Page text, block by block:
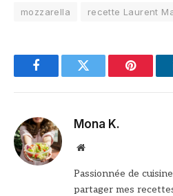
mozzarella
recette Laurent
FacebookTwitter Pinterest
Mona K.
Site
Passionnée de
partager mes